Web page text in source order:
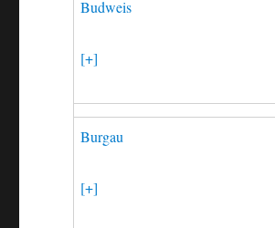
Budweis
[+]
Burgau
[+]